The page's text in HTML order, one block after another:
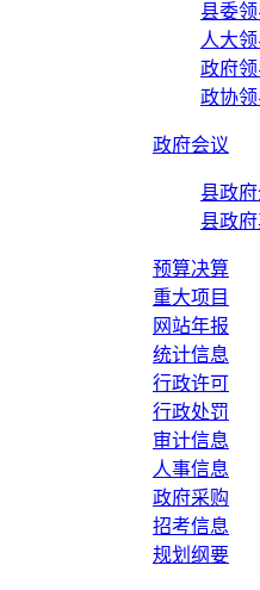
县委
人大
政府
政协
政府会议
县政
县政
预算决算
重大项目
网站年报
统计信息
行政许可
行政处罚
审计信息
人事信息
政府采购
招考信息
规划纲要